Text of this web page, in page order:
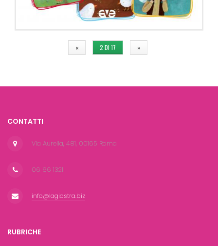
« 2 DI 17 »
CONTATTI
Via Aurelia, 481, 00165 Roma
06 66 1321
info@lagiostra.biz
RUBRICHE